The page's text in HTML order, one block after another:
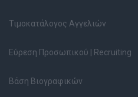
Τιμοκατάλογος Αγγελιών
Εύρεση Προσωπικού | Recruiting
Βάση Βιογραφικών